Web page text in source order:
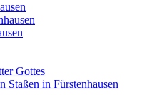
Gottes
Staßen in Fürstenhausen